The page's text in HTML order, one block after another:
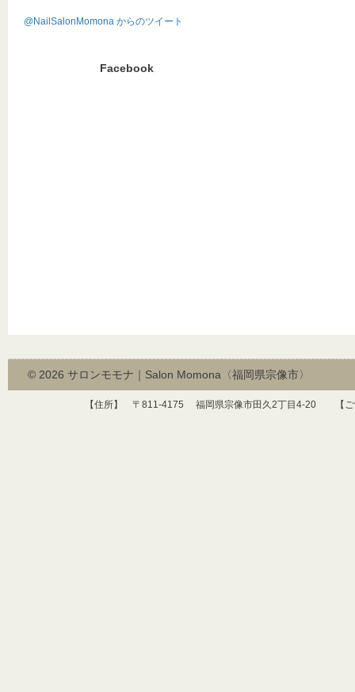
@NailSalonMomona からのツイート
Facebook
© 2026 サロンモモナ｜Salon Momona〈福岡県宗像市〉
【住所】 〒 811-4175 福岡県宗像市田久2丁目 4-20 【ご